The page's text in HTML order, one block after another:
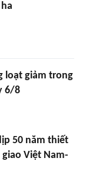
loạt giảm trong
6/8
50 năm thiết
Việt Nam-